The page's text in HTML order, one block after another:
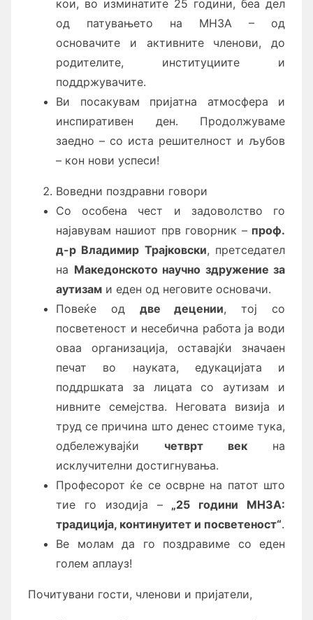
кои, во изминатите 25 години, беа дел
од патувањето на МНЗА – од
основачите и активните членови, до
родителите, институциите и
поддржувачите.
Ви посакувам пријатна атмосфера и
инспиративен ден. Продолжуваме
заедно – со иста решителност и љубов
– кон нови успеси!
Воведни поздравни говори
Со особена чест и задоволство го
најавувам нашиот прв говорник – проф.
д-р Владимир Трајковски, претседател
на Македонското научно здружение за
аутизам и еден од неговите основачи.
Повеќе од две децении, тој со
посветеност и несебична работа ја води
оваа организација, оставајќи значаен
печат во науката, едукацијата и
поддршката за лицата со аутизам и
нивните семејства. Неговата визија и
труд се причина што денес стоиме тука,
одбележувајќи четврт век на
исклучителни достигнувања.
Професорот ќе се осврне на патот што
тие го изодија – „25 години МНЗА:
традиција, континуитет и посветеност“.
Ве молам да го поздравиме со еден
голем аплауз!
Почитувани гости, членови и пријатели,